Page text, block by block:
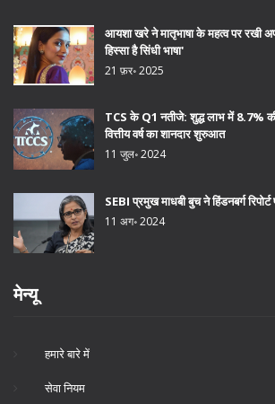
आयशा खरे ने मातृभाषा के महत्व पर रखी
हिस्सा है सिंधी भाषा'
21 फ़र॰ 2025
TCS के Q1 नतीजे: शुद्ध लाभ में 8.7% की
वित्तीय वर्ष का शानदार शुरुआत
11 जुल॰ 2024
SEBI प्रमुख माधबी बुच ने हिंडनबर्ग रिपोर्ट
11 अग॰ 2024
मेन्यू
हमारे बारे में
सेवा नियम